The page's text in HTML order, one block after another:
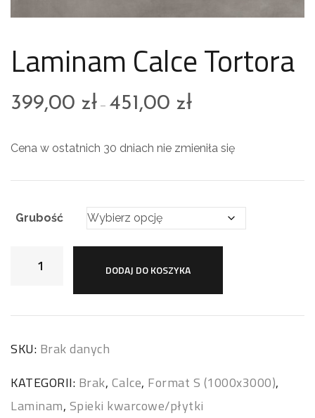
Laminam Calce Tortora
399,00 zł – 451,00 zł
Cena w ostatnich 30 dniach nie zmieniła się
Grubość
DODAJ DO KOSZYKA
SKU: Brak danych
KATEGORII: Brak, Calce, Format S (1000x3000),
Laminam, Spieki kwarcowe/płytki